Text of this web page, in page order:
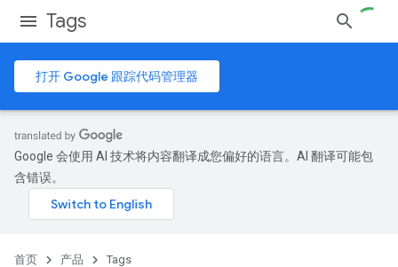
Tags
打开 Google 跟踪代码管理器
Google 会使用 AI 技术将内容翻译成您偏好的语言。AI 翻译可能包
含错误。
首页 产品 Tags